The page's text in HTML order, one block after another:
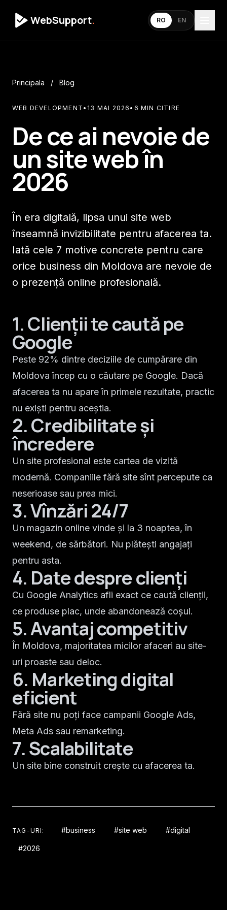
WebSupport. RO EN
Principala / Blog
WEB DEVELOPMENT • 13 MAI 2026 • 6 MIN CITIRE
De ce ai nevoie de
un site web în
2026
În era digitală, lipsa unui site web
înseamnă invizibilitate pentru afacerea ta.
Iată cele 7 motive concrete pentru care
orice business din Moldova are nevoie de
o prezență online profesională.
1. Clienții te caută pe
Google
Peste 92% dintre deciziile de cumpărare din
Moldova încep cu o căutare pe Google. Dacă
afacerea ta nu apare în primele rezultate, practic
nu exiști pentru aceștia.
2. Credibilitate și
încredere
Un site profesional este cartea de vizită
modernă. Companiile fără site sînt percepute ca
neserioase sau prea mici.
3. Vînzări 24/7
Un magazin online vinde și la 3 noaptea, în
weekend, de sărbători. Nu plătești angajați
pentru asta.
4. Date despre clienți
Cu Google Analytics afli exact ce caută clienții,
ce produse plac, unde abandonează coșul.
5. Avantaj competitiv
În Moldova, majoritatea micilor afaceri au site-
uri proaste sau deloc.
6. Marketing digital
eficient
Fără site nu poți face campanii Google Ads,
Meta Ads sau remarketing.
7. Scalabilitate
Un site bine construit crește cu afacerea ta.
TAG-URI: #business #site web #digital
#2026